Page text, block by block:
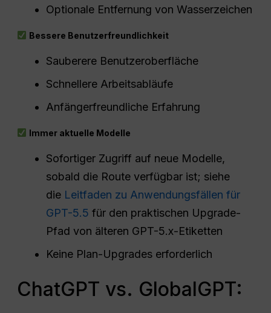
Optionale Entfernung von Wasserzeichen
Bessere Benutzerfreundlichkeit
Sauberere Benutzeroberfläche
Schnellere Arbeitsabläufe
Anfängerfreundliche Erfahrung
Immer aktuelle Modelle
Sofortiger Zugriff auf neue Modelle,
sobald die Route verfügbar ist; siehe
die Leitfaden zu Anwendungsfällen für
GPT-5.5 für den praktischen Upgrade-
Pfad von älteren GPT-5.x-Etiketten
Keine Plan-Upgrades erforderlich
ChatGPT vs. GlobalGPT: